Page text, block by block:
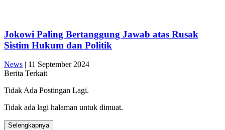
Jokowi Paling Bertanggung Jawab atas Rusak
Sistim Hukum dan Politik
News | 11 September 2024
Berita Terkait
Tidak Ada Postingan Lagi.
Tidak ada lagi halaman untuk dimuat.
Selengkapnya